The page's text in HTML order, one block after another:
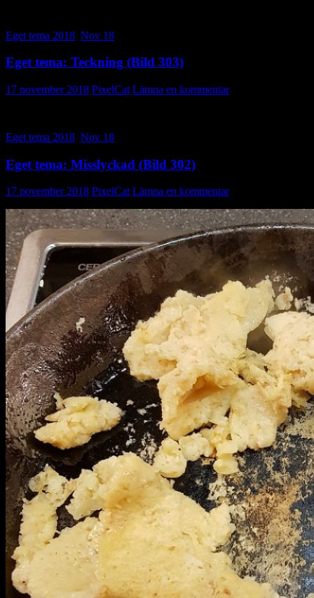
Eget tema 2018 Nov 18
Eget tema: Teckning (Bild 303)
17 november 2018 PixelCat Lämna en kommentar
Eget tema 2018 Nov 18
Eget tema: Misslyckad (Bild 302)
17 november 2018 PixelCat Lämna en kommentar